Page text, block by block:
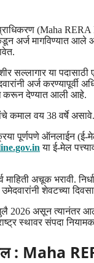
(Maha
अर्ज मागविण्यात आले
सल्लागार या
अर्ज करण्यापूर्वी
करून देण्यात आली आहे.
कमाल वय 38 वर्षे
पूर्णपणे ऑनलाईन
या ई-मेल
माहिती अचूक भरावी.
शेवटच्या
2026 असून त्यानंतर
स्थावर संपदा
: Maha